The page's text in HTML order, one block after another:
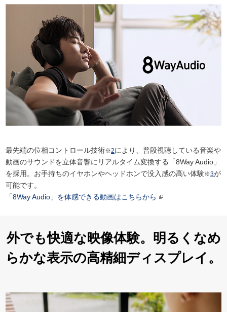
最先端の位相コントロール技術※2により、普段視聴している音楽や
動画のサウンドを立体音響にリアルタイム変換する「8Way Audio」
を採用。お手持ちのイヤホンやヘッドホンで没入感の高い体験※3が
可能です。
「8Way Audio」を体感できる動画はこちらから
外でも快適な映像体験。明るくなめ
らかな表示の高精細ディスプレイ。